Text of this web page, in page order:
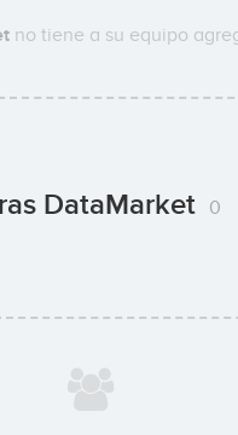
no tiene a su equipo
DataMarket 0